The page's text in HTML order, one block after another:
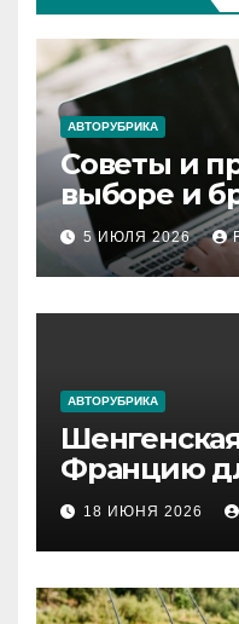
АВТОРУБРИКА
Советы и
выборе и
5 ИЮЛЯ 2026
АВТОРУБРИКА
Францию
2026 году:
и список
документов
18 ИЮНЯ 2026